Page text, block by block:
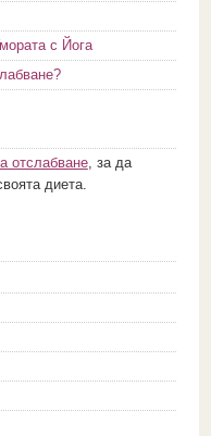
с Йога
отслабване, за да
диета.